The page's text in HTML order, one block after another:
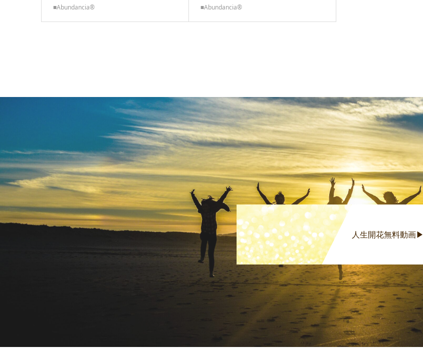
■Abundancia® ■Abundancia®
人生開花無料動画▶